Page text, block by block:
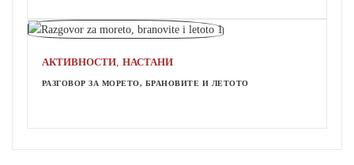
АКТИВНОСТИ, НАСТАНИ
РАЗГОВОР ЗА МОРЕТО, БРАНОВИТЕ И ЛЕТОТО